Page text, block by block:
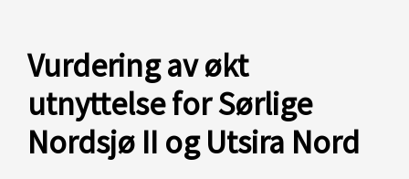
Vurdering av økt
utnyttelse for Sørlige
Nordsjø II og Utsira Nord